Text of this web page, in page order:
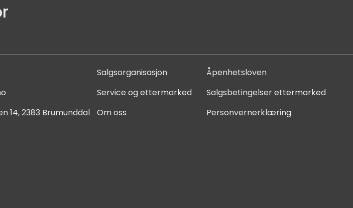
Salgsorganisasjon
Åpenhetsloven
Service og ettermarked
Salgsbetingelser ettermarked
14, 2383 Brumunddal Om oss Personvernerklæring